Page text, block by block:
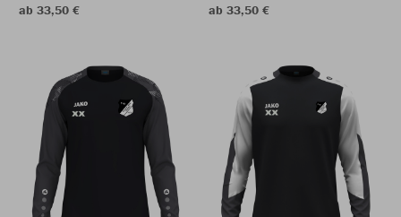
ab 33,50 €
ab 33,50 €